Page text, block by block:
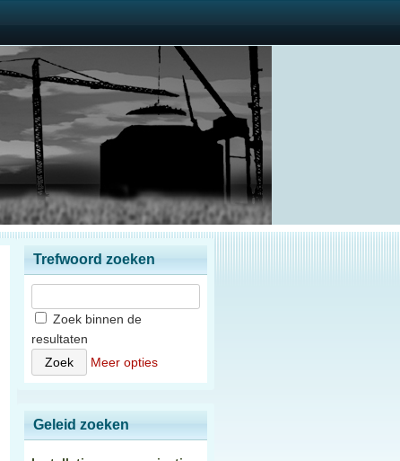
Trefwoord zoeken
Zoek binnen de
resultaten
Meer opties
Geleid zoeken